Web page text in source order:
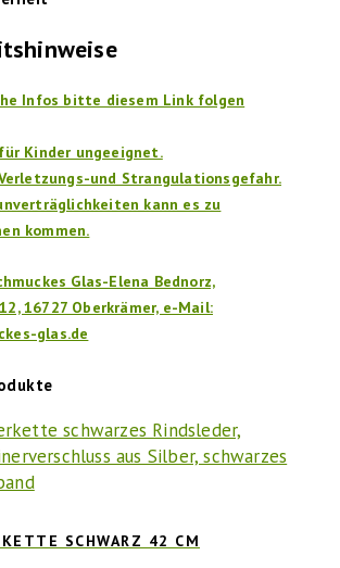
Infos bitte diesem Link folgen
Kinder ungeeignet.
und Strangulationsgefahr.
kann es zu
kommen.
Glas-Elena Bednorz,
16727 Oberkrämer, e-Mail:
glas.de
SCHWARZ 42 CM